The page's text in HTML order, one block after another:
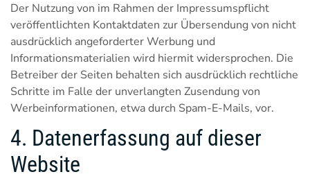
Der Nutzung von im Rahmen der Impressumspflicht
veröffentlichten Kontaktdaten zur Übersendung von nicht
ausdrücklich angeforderter Werbung und
Informationsmaterialien wird hiermit widersprochen. Die
Betreiber der Seiten behalten sich ausdrücklich rechtliche
Schritte im Falle der unverlangten Zusendung von
Werbeinformationen, etwa durch Spam-E-Mails, vor.
4. Datenerfassung auf dieser
Website